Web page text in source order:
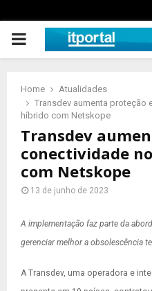
PRIMARY
Home
Atualidades
Transdev aumenta proteção
híbrido com Netskope
Transdev
conectividade
com Netskope
13 de junho de 2023
A implementação faz parte da
gerenciar melhor a obsolescência
A Transdev, uma operadora e